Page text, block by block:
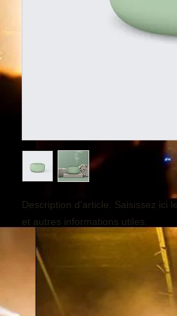
Description d'article. Saisissez ici
et autres informations utiles.